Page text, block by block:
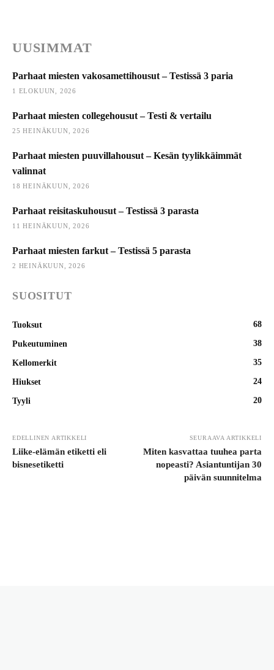
UUSIMMAT
Parhaat miesten vakosamettihousut – Testissä 3 paria
1 ELOKUUN, 2026
Parhaat miesten collegehousut – Testi & vertailu
25 HEINÄKUUN, 2026
Parhaat miesten puuvillahousut – Kesän tyylikkäimmät
valinnat
18 HEINÄKUUN, 2026
Parhaat reisitaskuhousut – Testissä 3 parasta
11 HEINÄKUUN, 2026
Parhaat miesten farkut – Testissä 5 parasta
2 HEINÄKUUN, 2026
SUOSITUT
Tuoksut 68
Pukeutuminen 38
Kellomerkit 35
Hiukset 24
Tyyli 20
EDELLINEN ARTIKKELI
Liike-elämän etiketti eli
bisnesetiketti
SEURAAVA ARTIKKELI
Miten kasvattaa tuuhea parta
nopeasti? Asiantuntijan 30
päivän suunnitelma